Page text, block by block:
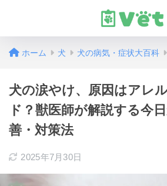
ホーム 犬 犬の病気・症状大百科
犬の涙やけ、原因はアレ
ド？獣医師が解説する今
善・対策法
2025年7月30日